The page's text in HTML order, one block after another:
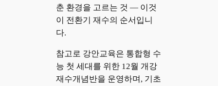
춘 환경을 고르는 것 — 이것
이 전환기 재수의 순서입니
다.
참고로 강안교육은 통합형 수
능 첫 세대를 위한 12월 개강
재수개념반을 운영하며, 기초